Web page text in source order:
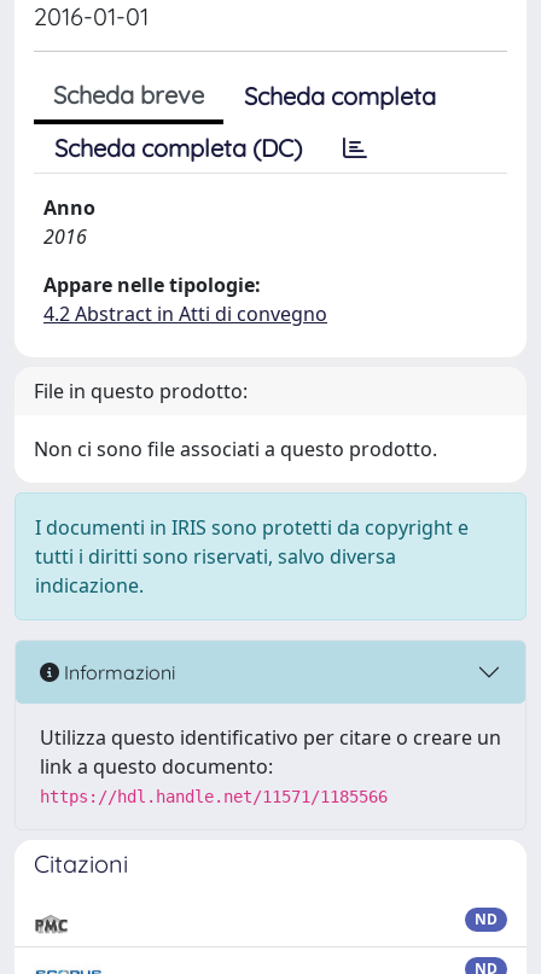
2016-01-01
Scheda breve
Scheda completa
Scheda completa (DC)
Anno
2016
Appare nelle tipologie:
4.2 Abstract in Atti di convegno
File in questo prodotto:
Non ci sono file associati a questo prodotto.
I documenti in IRIS sono protetti da copyright e
tutti i diritti sono riservati, salvo diversa
indicazione.
Informazioni
Utilizza questo identificativo per citare o creare un
link a questo documento:
https://hdl.handle.net/11571/1185566
Citazioni
ND
ND